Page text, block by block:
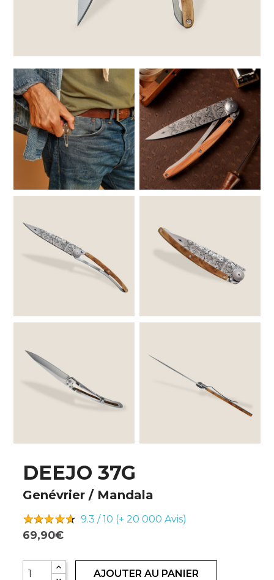
DEEJO 37G
Genévrier / Mandala
9.3 / 10 (+ 20 000 Avis)
69,90€
AJOUTER AU PANIER